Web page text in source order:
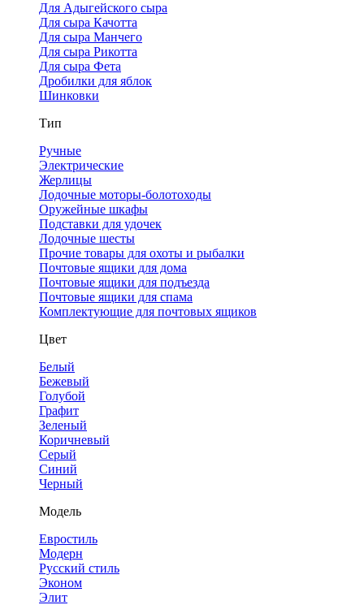
Для Адыгейского сыра
Для сыра Качотта
Для сыра Манчего
Для сыра Рикотта
Для сыра Фета
Дробилки для яблок
Шинковки
Тип
Ручные
Электрические
Жерлицы
Лодочные моторы-болотоходы
Оружейные шкафы
Подставки для удочек
Лодочные шесты
Прочие товары для охоты и рыбалки
Почтовые ящики для дома
Почтовые ящики для подъезда
Почтовые ящики для спама
Комплектующие для почтовых ящиков
Цвет
Белый
Бежевый
Голубой
Графит
Зеленый
Коричневый
Серый
Синий
Черный
Модель
Евростиль
Модерн
Русский стиль
Эконом
Элит